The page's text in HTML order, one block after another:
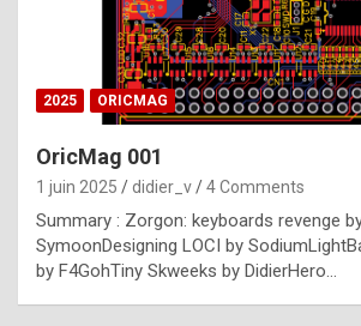
h
o
n
y
l
e
x
2025 ORICMAG
OricMag 001
1 juin 2025 didier_v 4 Comments
Summary : Zorgon: keyboards revenge
SymoonDesigning LOCI by
by F4GohTiny Skweeks by DidierHero…